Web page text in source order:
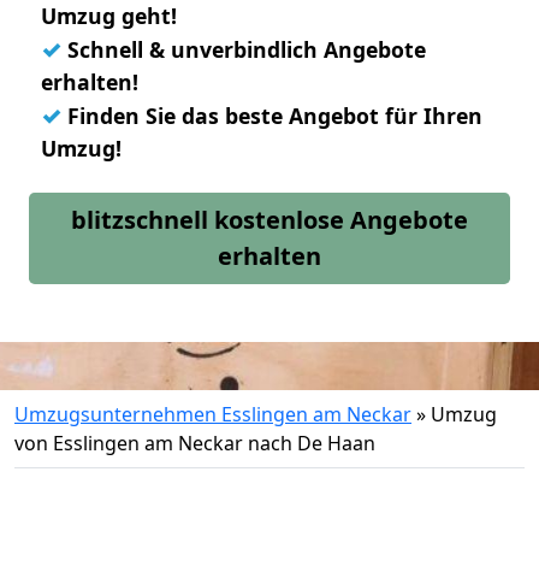
Umzug geht!
✓ Schnell & unverbindlich Angebote
erhalten!
✓ Finden Sie das beste Angebot für Ihren
Umzug!
blitzschnell kostenlose Angebote
erhalten
Umzugsunternehmen Esslingen am Neckar» Umzug
von Esslingen am Neckar nach De Haan